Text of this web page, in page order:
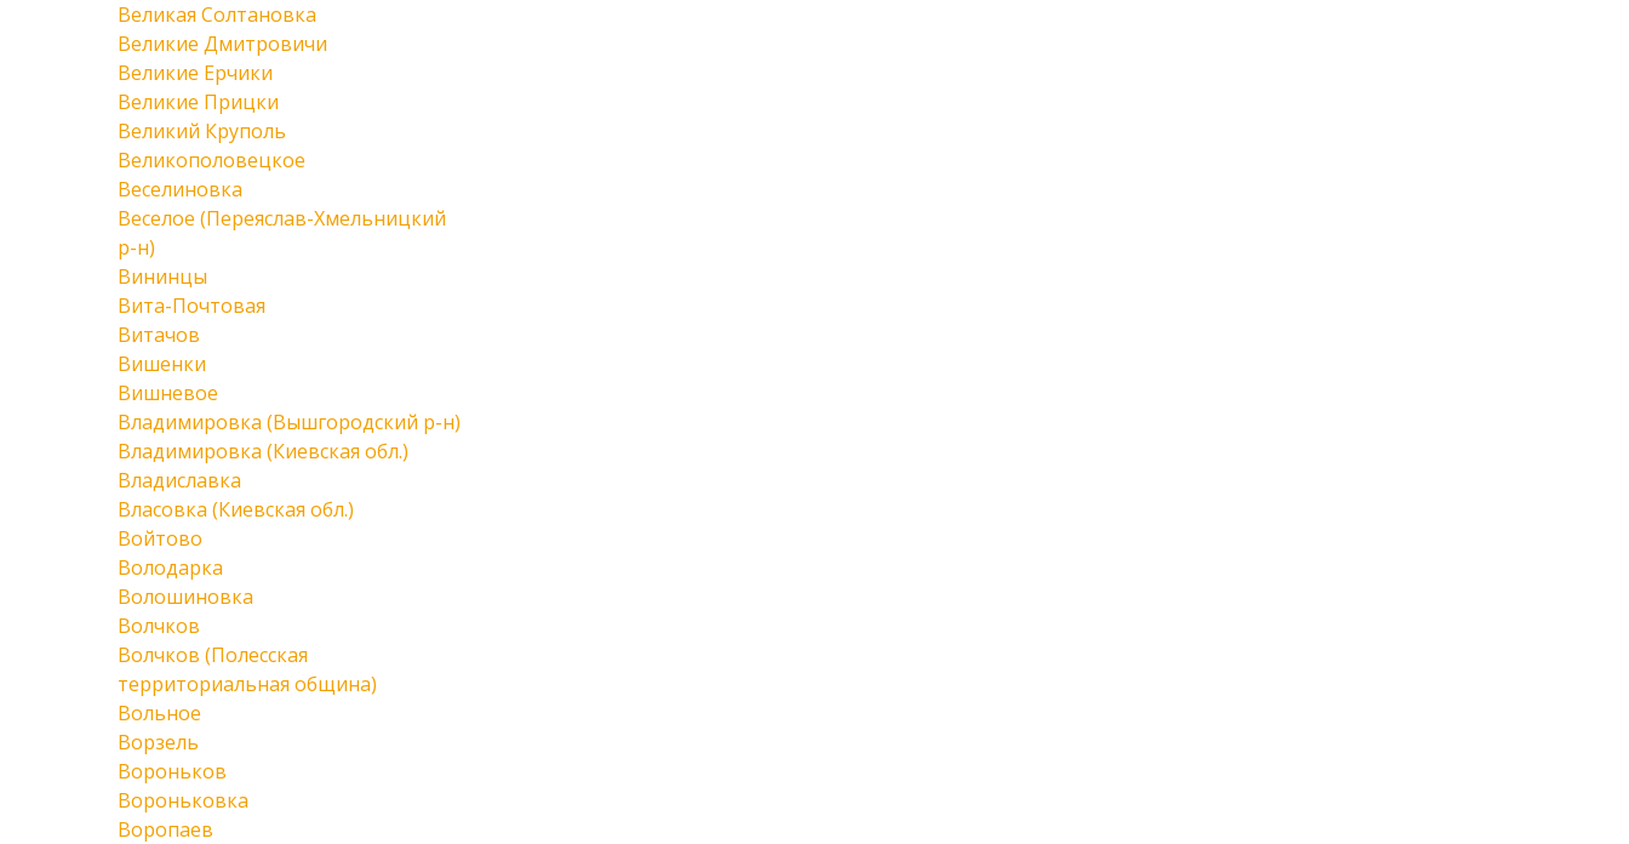
Великая Солтановка
Великие Дмитровичи
Великие Ерчики
Великие Прицки
Великий Круполь
Великополовецкое
Веселиновка
Веселое (Переяслав-Хмельницкий
р-н)
Вининцы
Вита-Почтовая
Витачов
Вишенки
Вишневое
Владимировка (Вышгородский р-н)
Владимировка (Киевская обл.)
Владиславка
Власовка (Киевская обл.)
Войтово
Володарка
Волошиновка
Волчков
Волчков (Полесская
территориальная община)
Вольное
Ворзель
Вороньков
Вороньковка
Воропаев